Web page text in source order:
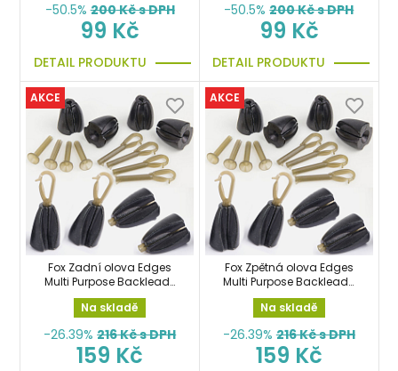
-50.5% 200Kč s DPH
99 Kč
DETAIL PRODUKTU
-50.5% 200Kč s DPH
99 Kč
DETAIL PRODUKTU
AKCE
Fox Zadní olova Edges
Multi Purpose Backleads
multifunkční backleady
4ks 15g
Na skladě
-26.39% 216Kč s DPH
159 Kč
AKCE
Fox Zpětná olova Edges
Multi Purpose Backleads
multifunkční backleady
4ks 5g
Na skladě
-26.39% 216Kč s DPH
159 Kč